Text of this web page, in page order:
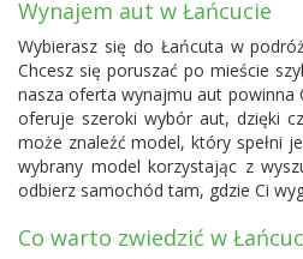
Wynajem aut w Łańcucie
Wybierasz się do Łańcuta w
Chcesz się poruszać po mieście
nasza oferta wynajmu aut powinna
oferuje szeroki wybór aut, dzięki
może znaleźć model, który spełni
wybrany model korzystając z
odbierz samochód tam, gdzie Ci
Co warto zwiedzić w